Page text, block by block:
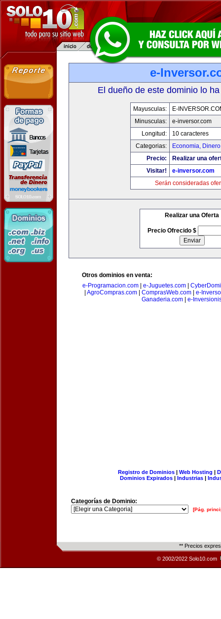
e-
El dueño de este dominio lo
Mayusculas:
E-
Minusculas:
e-inversor.com
Longitud:
10 caracteres
Categorias:
Economia,
Precio:
Realizar una
Visitar!
e-inversor.com
Serán consideradas
Realizar una Oferta
Precio Ofrecido $
Otros dominios en venta:
e-Programacion.com
e-Juguetes.com
AgroCompras.com ComprasWeb.com
e-
Ganaderia.com| e-
Registro de Dominios| Web Hosting |
Dominios Expirados | Industrias |
Categorías de Dominio:
[Pág.
** Precios
© 2002/2022 Solo10.com